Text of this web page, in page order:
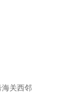
关西邻